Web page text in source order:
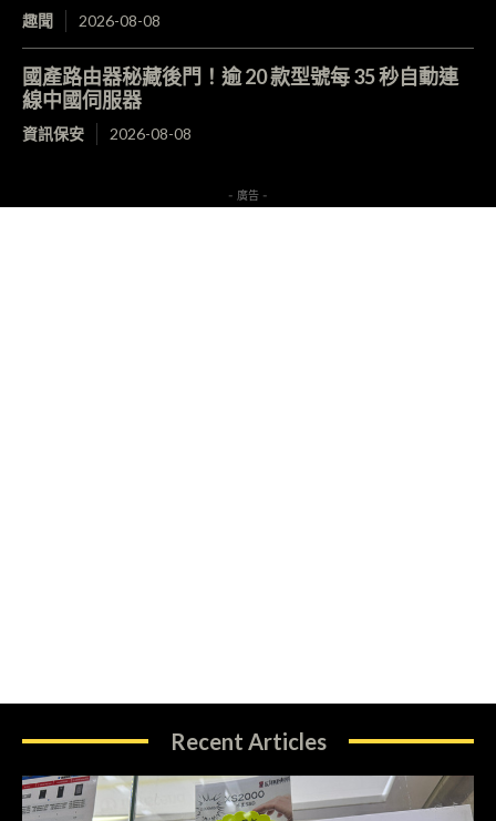
趣聞 2026-08-08
國產路由器秘藏後門！逾 20 款型號每 35 秒自動連
線中國伺服器
資訊保安 2026-08-08
- 廣告 -
Recent Articles